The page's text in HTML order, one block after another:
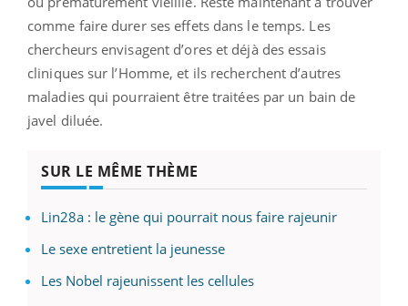
comme faire durer ses effets dans le temps. Les
chercheurs envisagent d’ores et déjà des essais
cliniques sur l’Homme, et ils recherchent d’autres
maladies qui pourraient être traitées par un bain de
javel diluée.
SUR LE MÊME THÈME
Lin28a : le gène qui pourrait nous faire rajeunir
Le sexe entretient la jeunesse
Les Nobel rajeunissent les cellules